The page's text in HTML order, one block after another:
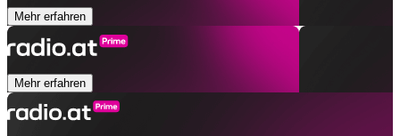
Mehr erfahren
Mehr erfahren